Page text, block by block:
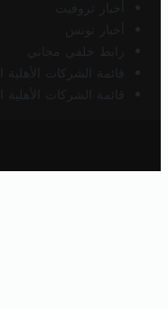
أخبار تروفيت
أخبار تونس
رابط خلفي مجاني
قائمة الشركات الأهلية
قائمة الشركات الأهلية